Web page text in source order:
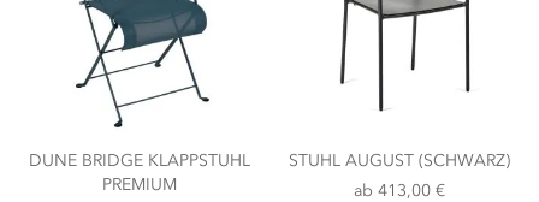
DUNE BRIDGE KLAPPSTUHL
PREMIUM
STUHL AUGUST (SCHWARZ)
ab 413,00 €